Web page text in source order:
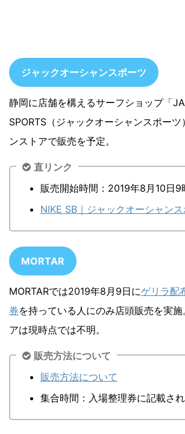
ジャックオーシャンスポーツ
静岡に店舗を構えるサーフショップ「
SPORTS（ジャックオーシャンスポーツ
ンストアで販売を予定。
直リンク
販売開始時間：2019年8月10日9
NIKE SB｜ジャックオーシャン
MORTAR
MORTARでは2019年8月9日にゲリラ配
券を持っている人にのみ店頭販売を実
アは現時点では不明。
販売方法について
販売方法について
集合時間：入場整理券に記載さ